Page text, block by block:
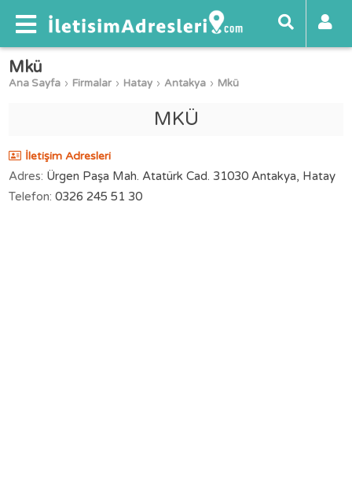
Mkü
Ana Sayfa Firmalar Hatay Antakya Mkü
MKÜ
İletişim Adresleri
Adres: Ürgen Paşa Mah. Atatürk Cad. 31030 Antakya, Hatay
Telefon: 0326 245 51 30